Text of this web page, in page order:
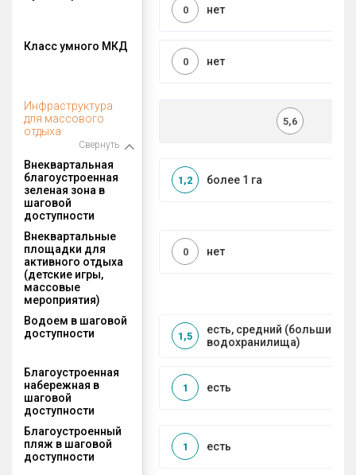
нет
0
Класс умного МКД
нет
0
Инфраструктура
для массового
отдыха
Свернуть
5,6
Внеквартальная
благоустроенная
зеленая зона в
шаговой
доступности
более 1 га
1,2
Внеквартальные
площадки для
активного отдыха
(детские игры,
массовые
мероприятия)
нет
0
Водоем в шаговой
доступности
есть, средний (большие
водохранилища)
1,5
Благоустроенная
набережная в
шаговой
доступности
есть
1
Благоустроенный
пляж в шаговой
доступности
есть
1